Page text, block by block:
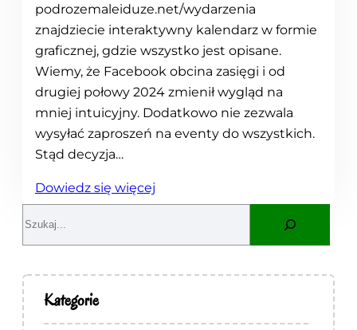
podrozemaleiduze.net/wydarzenia
znajdziecie interaktywny kalendarz w formie
graficznej, gdzie wszystko jest opisane.
Wiemy, że Facebook obcina zasięgi i od
drugiej połowy 2024 zmienił wygląd na
mniej intuicyjny. Dodatkowo nie zezwala
wysyłać zaproszeń na eventy do wszystkich.
Stąd decyzja…
Dowiedz się więcej
N
s
r
c
h
Kategorie